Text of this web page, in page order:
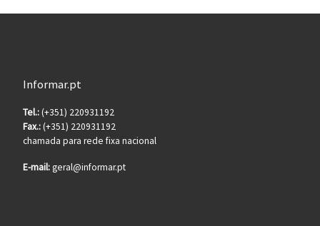
Informar.pt
Tel.:(+351) 220931192
Fax.:(+351) 220931192
chamada para rede fixa nacional
E-mail:geral@informar.pt